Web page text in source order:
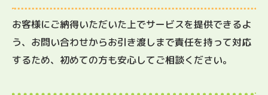
お客様にご納得いただいた上でサービスを提供できるよ
う、お問い合わせからお引き渡しまで責任を持って対応
するため、初めての方も安心してご相談ください。